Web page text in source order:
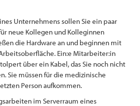
Unternehmens sollen Sie ein paar
neue Kollegen und Kolleginnen
die Hardware an und beginnen mit
Ein:e Mitarbeiter:in
über ein Kabel, das Sie noch nicht
Sie müssen für die medizinische
Person aufkommen.
im Serverraum eines